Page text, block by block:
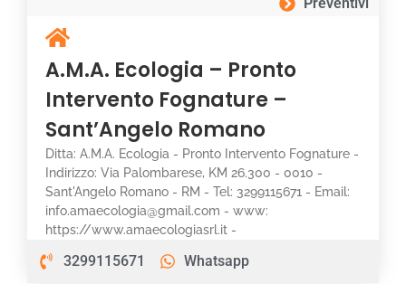
A.M.A. Ecologia – Pronto
Intervento Fognature –
Sant’Angelo Romano
Ditta: A.M.A. Ecologia - Pronto Intervento Fognature -
Indirizzo: Via Palombarese, KM 26.300 - 0010 -
Sant'Angelo Romano - RM - Tel: 3299115671 - Email:
info.amaecologia@gmail.com - www:
https://www.amaecologiasrl.it -
3299115671 Whatsapp